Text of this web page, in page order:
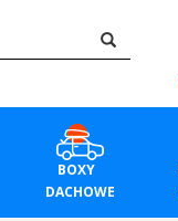
BOXY
DACHOWE